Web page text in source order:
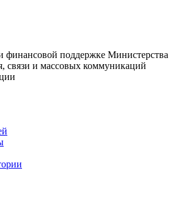
финансовой поддержке Министерства
связи и массовых коммуникаций